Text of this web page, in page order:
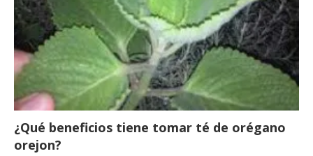
¿Qué beneficios tiene tomar té de orégano
orejon?